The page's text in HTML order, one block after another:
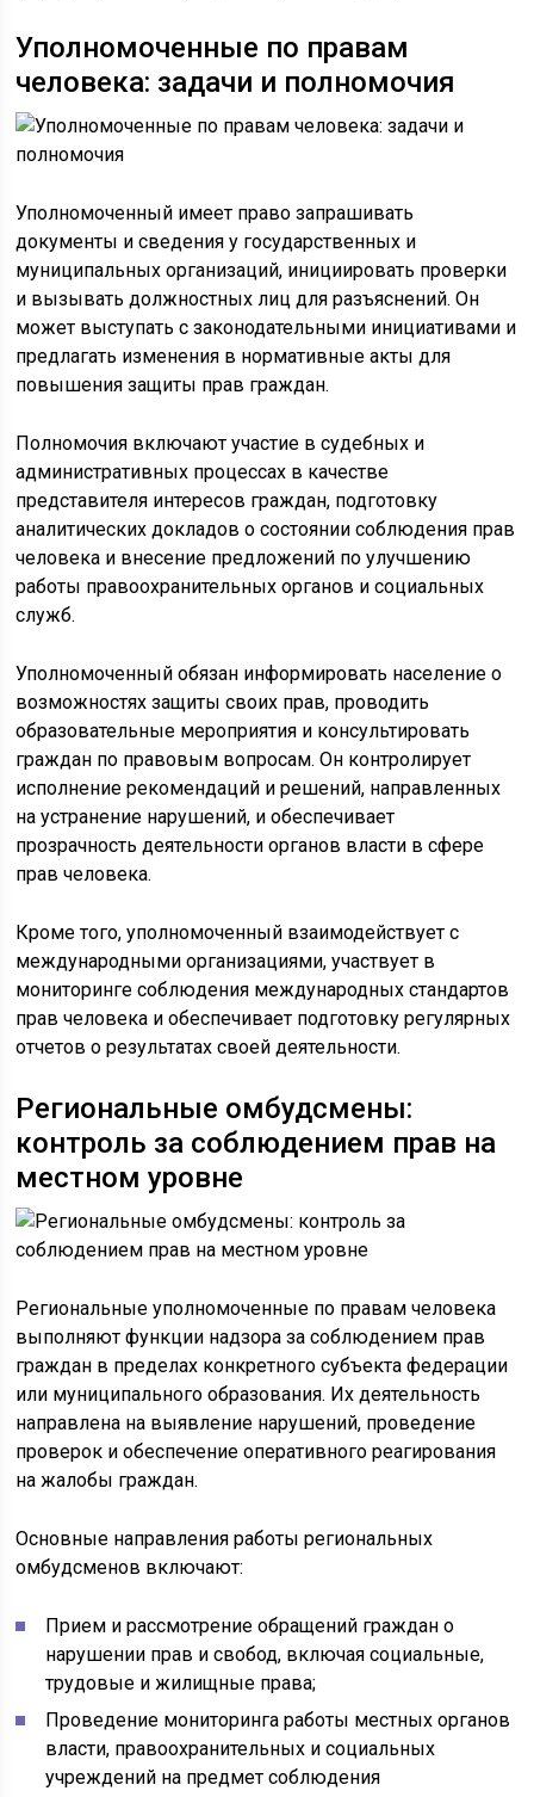
Уполномоченные по правам
человека: задачи и полномочия
Уполномоченный имеет право запрашивать
документы и сведения у государственных и
муниципальных организаций, инициировать проверки
и вызывать должностных лиц для разъяснений. Он
может выступать с законодательными инициативами и
предлагать изменения в нормативные акты для
повышения защиты прав граждан.
Полномочия включают участие в судебных и
административных процессах в качестве
представителя интересов граждан, подготовку
аналитических докладов о состоянии соблюдения прав
человека и внесение предложений по улучшению
работы правоохранительных органов и социальных
служб.
Уполномоченный обязан информировать население о
возможностях защиты своих прав, проводить
образовательные мероприятия и консультировать
граждан по правовым вопросам. Он контролирует
исполнение рекомендаций и решений, направленных
на устранение нарушений, и обеспечивает
прозрачность деятельности органов власти в сфере
прав человека.
Кроме того, уполномоченный взаимодействует с
международными организациями, участвует в
мониторинге соблюдения международных стандартов
прав человека и обеспечивает подготовку регулярных
отчетов о результатах своей деятельности.
Региональные омбудсмены:
контроль за соблюдением прав на
местном уровне
Региональные уполномоченные по правам человека
выполняют функции надзора за соблюдением прав
граждан в пределах конкретного субъекта федерации
или муниципального образования. Их деятельность
направлена на выявление нарушений, проведение
проверок и обеспечение оперативного реагирования
на жалобы граждан.
Основные направления работы региональных
омбудсменов включают:
Прием и рассмотрение обращений граждан о
нарушении прав и свобод, включая социальные,
трудовые и жилищные права;
Проведение мониторинга работы местных органов
власти, правоохранительных и социальных
учреждений на предмет соблюдения